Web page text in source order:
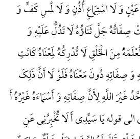
عَیْنٍ وَ لَا اسْتِمَاعِ أُذُنٍ وَ لَا لَمْسِ کَفٍّ وَ
صِفَاتُهُ جَلَّ ثَنَاؤُهُ لَا تَدُلُّ عَلَیْهِ وَ
مِنَ الْخَلْقِ لَا تُدْرِکُهُ لِمَعْنَاهُ کَانَتِ
وَ صِفَاتِهِ دُونَ مَعْنَاهُ فَلَوْ لَا أَنَّ ذَلِکَ
غَیْرَ اللَّهِ لِأَنَّ صِفَاتِهِ وَ أَسْمَاءَهُ غَیْرُهُ أَ
قوله یَا سَیِّدِی أَ لَا تُخْبِرُنِی عَنِ